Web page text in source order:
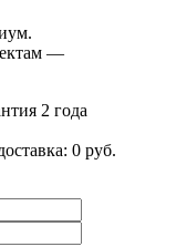
—
2 года
0 руб.